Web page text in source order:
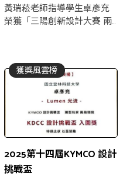
黃瑞菘老師指導學生卓彥充
榮獲「三陽創新設計大賽 兩
獲獎風雲榜
2025第十四屆KYMCO 設計
挑戰盃